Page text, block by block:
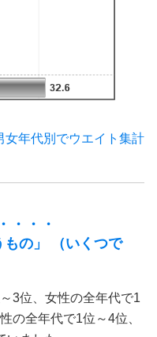
女年代別でウエイト集計
・・・
もの」 （いくつで
3位、女性の全年代で1
の全年代で1位～4位、